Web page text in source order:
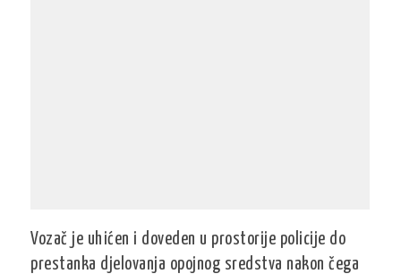
Vozač je uhićen i doveden u prostorije policije do
prestanka djelovanja opojnog sredstva nakon čega